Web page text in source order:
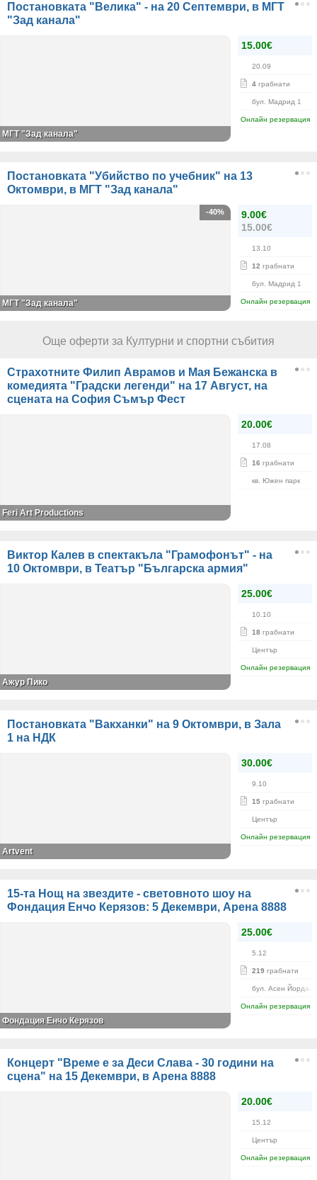
Постановката "Велика" - на 20 Септември, в МГТ
"Зад канала"
15.00€
20.09
4 грабнати
бул. Мадрид 1
Онлайн резервация
МГТ "Зад канала"
Постановката "Убийство по учебник" на 13
Октомври, в МГТ "Зад канала"
9.00€
15.00€
13.10
12 грабнати
бул. Мадрид 1
Онлайн резервация
-40%
МГТ "Зад канала"
Още оферти за Културни и спортни събития
Страхотните Филип Аврамов и Мая Бежанска в
комедията "Градски легенди" на 17 Август, на
сцената на София Съмър Фест
20.00€
17.08
16 грабнати
кв. Южен парк
Feri Art Productions
Виктор Калев в спектакъла "Грамофонът" - на
10 Октомври, в Театър "Българска армия"
25.00€
10.10
18 грабнати
Център
Онлайн резервация
Ажур Пико
Постановката "Вакханки" на 9 Октомври, в Зала
1 на НДК
30.00€
9.10
15 грабнати
Център
Онлайн резервация
Artvent
15-та Нощ на звездите - световното шоу на
Фондация Енчо Керязов: 5 Декември, Арена 8888
25.00€
5.12
219 грабнати
бул. Асен
Онлайн резервация
Фондация Енчо Керязов
Концерт "Време е за Деси Слава - 30 години на
сцена" на 15 Декември, в Арена 8888
20.00€
15.12
Център
Онлайн резервация